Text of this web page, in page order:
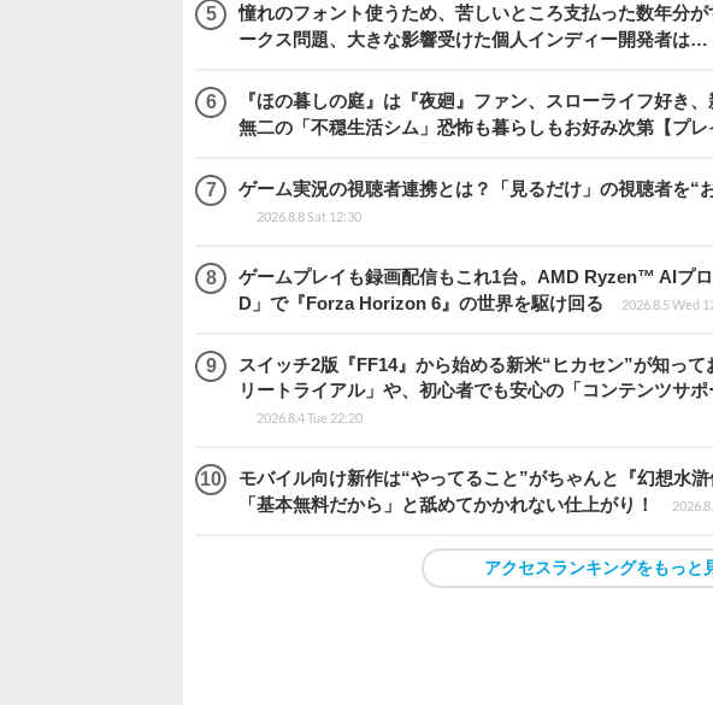
憧れのフォント使うため、苦しいところ支払った数年分
ークス問題、大きな影響受けた個人インディー開発者は…
『ほの暮しの庭』は『夜廻』ファン、スローライフ好き
無二の「不穏生活シム」恐怖も暮らしもお好み次第【プレ
ゲーム実況の視聴者連携とは？「見るだけ」の視聴者を“
2026.8.8 Sat 12:30
ゲームプレイも録画配信もこれ1台。AMD Ryzen™ AIプ
D」で『Forza Horizon 6』の世界を駆け回る
2026.8.5 Wed
スイッチ2版『FF14』から始める新米“ヒカセン”が知っ
リートライアル」や、初心者でも安心の「コンテンツサポ
2026.8.4 Tue 22:20
モバイル向け新作は“やってること”がちゃんと『幻想水
「基本無料だから」と舐めてかかれない仕上がり！
アクセスランキングをもっと